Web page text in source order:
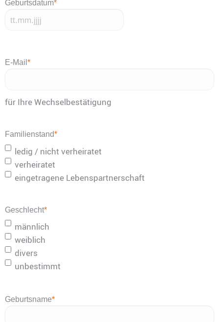
Geburtsdatum*
Punkt
E-Mail *
für Ihre Wechselbestätigung
Familienstand*
ledig / nicht verheiratet
verheiratet
eingetragene Lebenspartnerschaft
Geschlecht*
männlich
weiblich
divers
unbestimmt
Geburtsname*